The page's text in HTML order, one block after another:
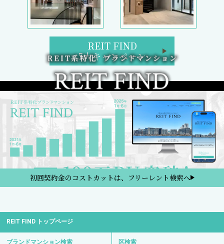
REIT FIND
5大キャンペーン
初回契約金のコストカットは、フリーレント検索へ
REIT FIND トップページ
ブランドマンション検索 区検索